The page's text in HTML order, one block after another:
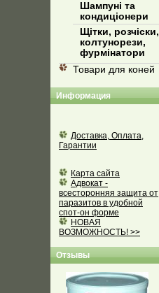
Шампуні та
кондиціонери
Щітки, розчіски,
колтунорези,
фурмінатори
Товари для коней
Информация
Доставка, Оплата,
Гарантии
Карта сайта
Адвокат -
всесторонняя защита от
паразитов в удобной
спот-он форме
НОВАЯ
ВОЗМОЖНОСТЬ! >>
Отзывы